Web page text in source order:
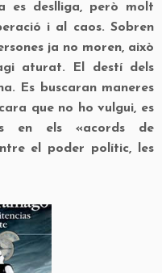
es deslliga, però molt
i al caos. Sobren
ja no moren, això
aturat. El destí dels
Es buscaran maneres
que no ho vulgui, es
en els «acords de
el poder polític, les